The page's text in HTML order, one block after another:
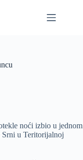
noći izbio u jednom
Srni u Teritorijalnoj